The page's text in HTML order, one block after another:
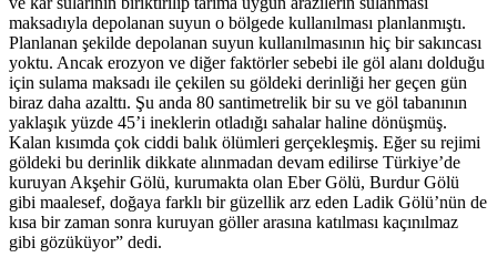
maksadıyla depolanan suyun o bölgede kullanılması planlanmıştı.
Planlanan şekilde depolanan suyun kullanılmasının hiç bir sakıncası
yoktu. Ancak erozyon ve diğer faktörler sebebi ile göl alanı dolduğu
için sulama maksadı ile çekilen su göldeki derinliği her geçen gün
biraz daha azalttı. Şu anda 80 santimetrelik bir su ve göl tabanının
yaklaşık yüzde 45’i ineklerin otladığı sahalar haline dönüşmüş.
Kalan kısımda çok ciddi balık ölümleri gerçekleşmiş. Eğer su rejimi
göldeki bu derinlik dikkate alınmadan devam edilirse Türkiye’de
kuruyan Akşehir Gölü, kurumakta olan Eber Gölü, Burdur Gölü
gibi maalesef, doğaya farklı bir güzellik arz eden Ladik Gölü’nün de
kısa bir zaman sonra kuruyan göller arasına katılması kaçınılmaz
gibi gözüküyor” dedi.